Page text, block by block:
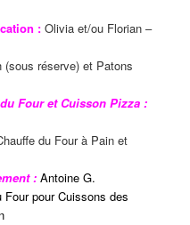
: Olivia et/ou Florian –
réserve) et Patons
Four et Cuisson Pizza :
du Four à Pain et
: Antoine G.
pour Cuissons des